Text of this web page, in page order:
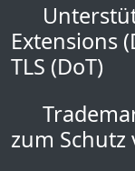
Extensions
TLS (DoT)
zum